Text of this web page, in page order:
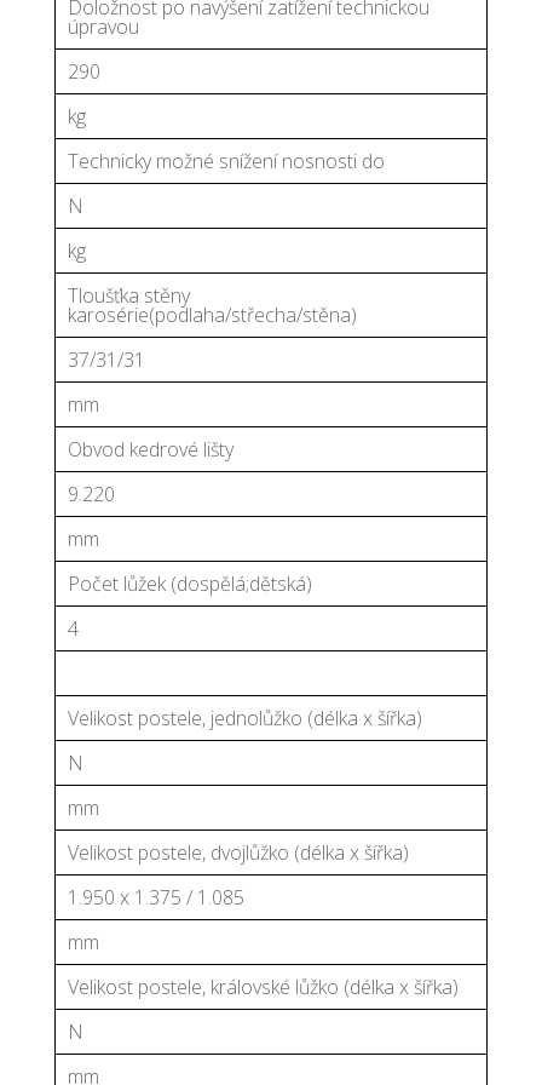
Doložnost po navýšení zatížení technickou
úpravou
290
kg
Technicky možné snížení nosnosti do
N
kg
Tloušťka stěny
karosérie(podlaha/střecha/stěna)
37/31/31
mm
Obvod kedrové lišty
9.220
mm
Počet lůžek (dospělá;dětská)
4
Velikost postele, jednolůžko (délka x šířka)
N
mm
Velikost postele, dvojlůžko (délka x šířka)
1.950 x 1.375 / 1.085
mm
Velikost postele, královské lůžko (délka x šířka)
N
mm